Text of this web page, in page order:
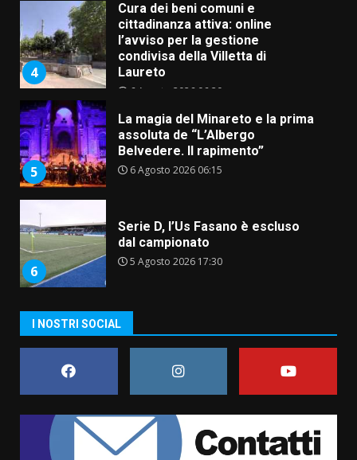
4
Cura dei beni comuni e
cittadinanza attiva: online
l’avviso per la gestione
condivisa della Villetta di
Laureto
6 Agosto 2026 06:20
5
La magia del Minareto e la prima
assoluta de “L’Albergo
Belvedere. Il rapimento”
6 Agosto 2026 06:15
6
Serie D, l’Us Fasano è escluso
dal campionato
5 Agosto 2026 17:30
Truffatori in azione nelle
Fasanese ferito a colpi di arma
da fuoco
I NOSTRI SOCIAL